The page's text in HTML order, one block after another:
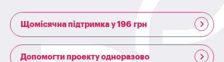
Щомісячна підтримка у 196 грн
Допомогти проекту одноразово